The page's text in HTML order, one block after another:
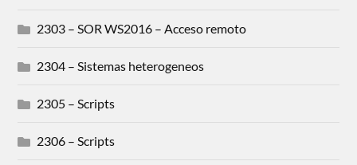
2303 – SOR WS2016 – Acceso remoto
2304 – Sistemas heterogeneos
2305 – Scripts
2306 – Scripts